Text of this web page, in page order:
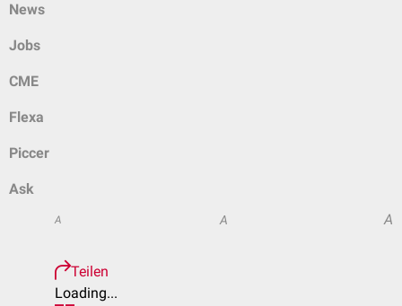
News
Jobs
CME
Flexa
Piccer
Ask
A A A
Teilen
Loading...